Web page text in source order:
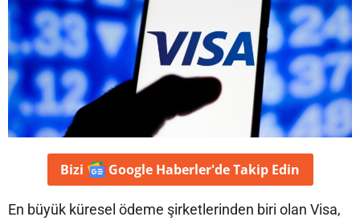
Bizi Google Haberler'deTakip Edin
En büyük küresel ödeme şirketlerinden biri olan Visa,